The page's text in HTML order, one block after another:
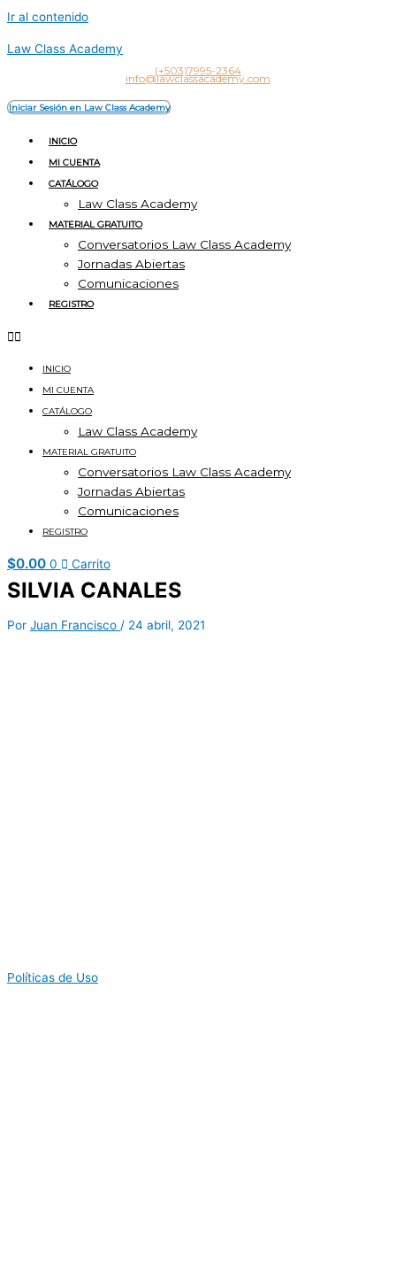
Ir al contenido
Law Class Academy
(+503)7995-2364
info@lawclassacademy.com
Iniciar Sesión en Law Class Academy
INICIO
MI CUENTA
CATÁLOGO
Law Class Academy
MATERIAL GRATUITO
Conversatorios Law Class Academy
Jornadas Abiertas
Comunicaciones
REGISTRO
INICIO
MI CUENTA
CATÁLOGO
Law Class Academy
MATERIAL GRATUITO
Conversatorios Law Class Academy
Jornadas Abiertas
Comunicaciones
REGISTRO
$0.00 0 Carrito
SILVIA CANALES
Por Juan Francisco / 24 abril, 2021
Políticas de Uso